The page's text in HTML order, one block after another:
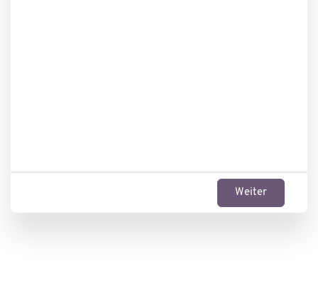
Weiter